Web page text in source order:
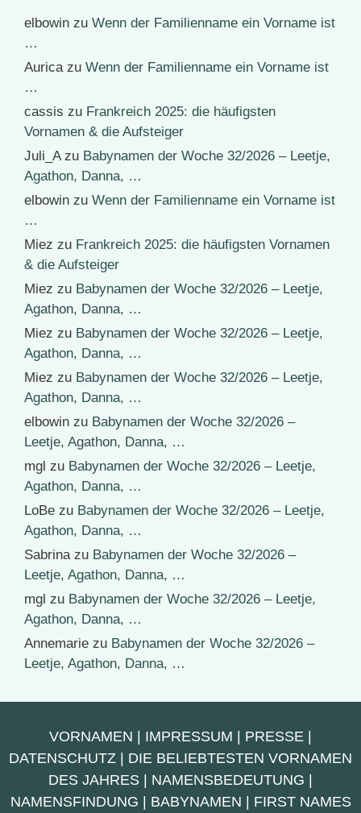
elbowin zu Wenn der Familienname ein Vorname ist
…
Auricazu Wenn der Familienname ein Vorname ist
…
cassis zu Frankreich 2025: die häufigsten
Vornamen & die Aufsteiger
Juli_Azu Babynamen der Woche 32/2026 – Leetje,
Agathon, Danna, …
elbowin zu Wenn der Familienname ein Vorname ist
…
Miez zu Frankreich 2025: die häufigsten Vornamen
& die Aufsteiger
Miez zu Babynamen der Woche 32/2026 – Leetje,
Agathon, Danna, …
Miez zu Babynamen der Woche 32/2026 – Leetje,
Agathon, Danna, …
Miez zu Babynamen der Woche 32/2026 – Leetje,
Agathon, Danna, …
elbowin zu Babynamen der Woche 32/2026 –
Leetje, Agathon, Danna, …
mgl zu Babynamen der Woche 32/2026 – Leetje,
Agathon, Danna, …
LoBe zu Babynamen der Woche 32/2026 – Leetje,
Agathon, Danna, …
Sabrinazu Babynamen der Woche 32/2026 –
Leetje, Agathon, Danna, …
mgl zu Babynamen der Woche 32/2026 – Leetje,
Agathon, Danna, …
Annemarie zu Babynamen der Woche 32/2026 –
Leetje, Agathon, Danna, …
VORNAMEN IMPRESSUM PRESSE
DATENSCHUTZ
DIE BELIEBTESTEN VORNAMEN
DES JAHRES
NAMENSBEDEUTUNG
NAMENSFINDUNG
BABYNAMEN FIRST NAMES